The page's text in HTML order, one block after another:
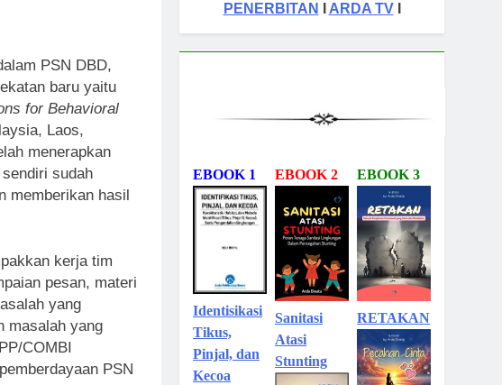
PSN DBD,
baru yaitu
for Behavioral
Laos,
menerapkan
sudah
memberikan hasil
kerja tim
pesan, materi
yang
masalah yang
COMBI
PSN
PENERBITAN
ARDA TVI
EBOOK 1
Identisikasi
Tikus,
Pinjal, dan
Kecoa
EBOOK 2
Sanitasi
Atasi
Stunting
EBOOK 3
RETAKAN